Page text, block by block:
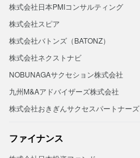
株式会社日本PMIコンサルティング
株式会社スピア
株式会社バトンズ（BATONZ）
株式会社ネクストナビ
NOBUNAGAサクセション株式会社
九州M&Aアドバイザーズ株式会社
株式会社おきぎんサクセスパートナーズ
ファイナンス